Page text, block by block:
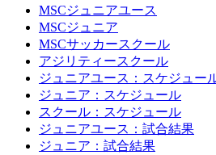
MSCジュニアユース
MSCジュニア
MSCサッカースクール
アジリティースクール
ジュニアユース：スケジュー
ジュニア：スケジュール
スクール：スケジュール
ジュニアユース：試合結果
ジュニア：試合結果